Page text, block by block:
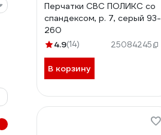
Перчатки СВС ПОЛИКС со
спандексом, р. 7, серый 93-
260
4.9(14) 25084245
В корзину